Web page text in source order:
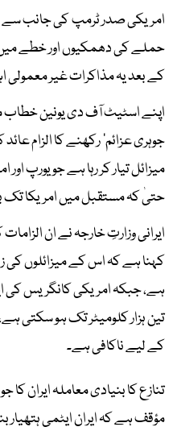
امریکی صدر ٹرمپ کی جانب سے
حملے کی دھمکیوں اور خطے
کے بعد یہ مذاکرات غیر معمولی
اپنے اسٹیٹ آف دی یونین خطاب
جوہری عزائم‘ رکھنے کا الزام
میزائل تیار کر رہا ہے جو یورپ
حتیٰ کہ مستقبل میں امریکا تک
ایرانی وزارتِ خارجہ نے ان
کہنا ہے کہ اس کے میزائلوں کی
ہے، جبکہ امریکی کانگریس کی
تین ہزار کلومیٹر تک ہو سکتی
کے لیے ناکافی ہے۔
تنازع کا بنیادی معاملہ ایران
مؤقف ہے کہ ایران ایٹمی